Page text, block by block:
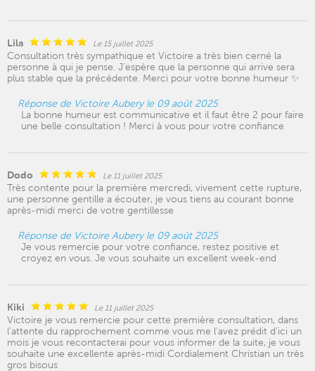
Lila Le 15 juillet 2025
Consultation très sympathique et Victoire a très bien cerné la
personne à qui je pense. J’espère que la personne qui arrive sera
plus stable que la précédente. Merci pour votre bonne humeur ✨
Réponse de Victoire Aubery le 09 août 2025
La bonne humeur est communicative et il faut être 2 pour faire
une belle consultation ! Merci à vous pour votre confiance
Dodo Le 11 juillet 2025
Très contente pour la première mercredi, vivement cette rupture,
une personne gentille a écouter, je vous tiens au courant bonne
après-midi merci de votre gentillesse
Réponse de Victoire Aubery le 09 août 2025
Je vous remercie pour votre confiance, restez positive et
croyez en vous. Je vous souhaite un excellent week-end
Kiki Le 11 juillet 2025
Victoire je vous remercie pour cette première consultation, dans
l'attente du rapprochement comme vous me l'avez prédit d'ici un
mois je vous recontacterai pour vous informer de la suite, je vous
souhaite une excellente après-midi Cordialement Christian un très
gros bisous